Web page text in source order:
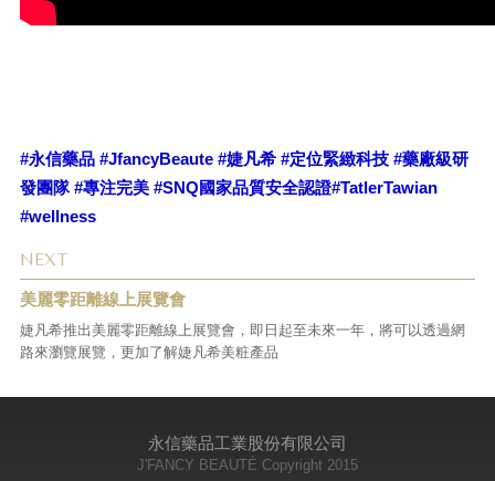
#永信藥品 #JfancyBeaute #婕凡希 #定位緊緻科技 #藥廠級研
發團隊 #專注完美 #SNQ國家品質安全認證#TatlerTawian
#wellness
NEXT
美麗零距離線上展覽會
婕凡希推出美麗零距離線上展覽會，即日起至未來一年，將可以透過網
路來瀏覽展覽，更加了解婕凡希美粧產品
永信藥品工業股份有限公司
J'FANCY BEAUTÉ Copyright 2015